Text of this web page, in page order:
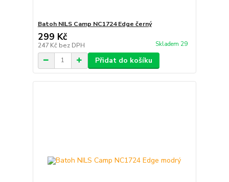
Batoh NILS Camp NC1724 Edge černý
299 Kč
247 Kč bez DPH Skladem 29
Přidat do košíku